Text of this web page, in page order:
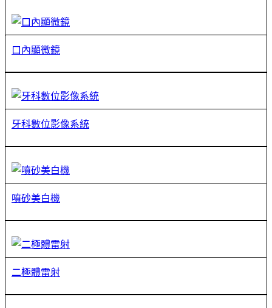
口內顯微鏡
牙科數位影像系統
噴砂美白機
二極體雷射